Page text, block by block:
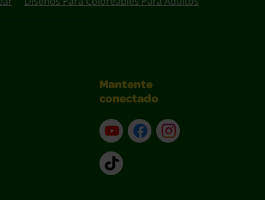
Mantente
conectado
YouTube (en inglés)
Facebook (en inglés)
Instagram (en
TikTok